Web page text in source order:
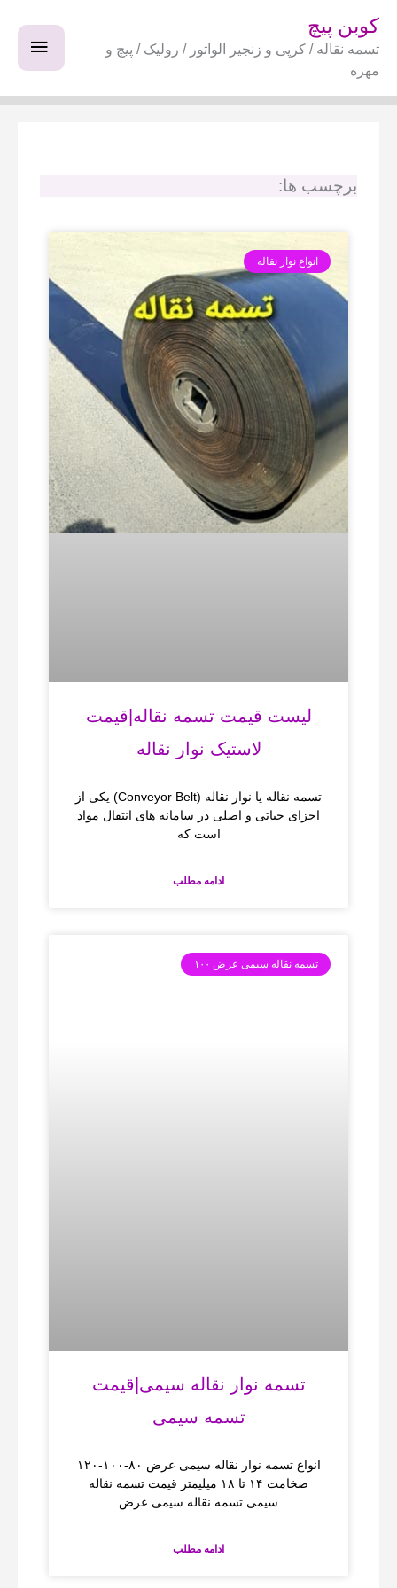
کوبن پیچ
تسمه نقاله / کرپی و زنجیر الواتور / رولیک / پیچ و
مهره
برچسب ها:
انواع نوار نقاله
لیست قیمت تسمه نقاله|قیمت
لاستیک نوار نقاله
تسمه نقاله یا نوار نقاله (Conveyor Belt) یکی از
اجزای حیاتی و اصلی در سامانه‌ های انتقال مواد
است که
ادامه مطلب
تسمه نقاله سیمی عرض ۱۰۰
تسمه نوار نقاله سیمی|قیمت
تسمه سیمی
انواع تسمه نوار نقاله سیمی عرض ۸۰-۱۰۰-۱۲۰
ضخامت ۱۴ تا ۱۸ میلیمتر قیمت تسمه نقاله
سیمی تسمه نقاله سیمی عرض
ادامه مطلب